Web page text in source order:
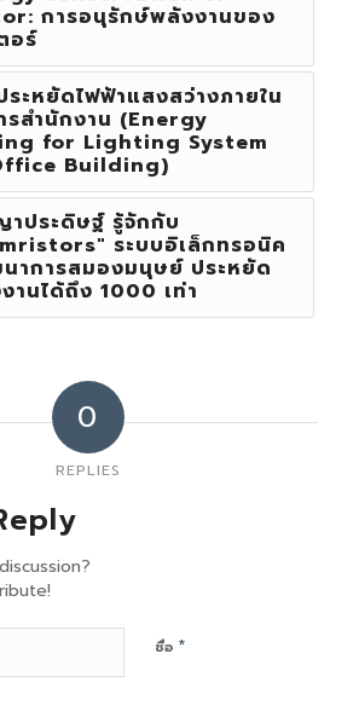
การอนุรักษ์พลังงานของ
อร์
ระหยัดไฟฟ้าแสงสว่างภายใน
รสำนักงาน (Energy
for Lighting System
Building)
ประดิษฐ์ รู้จักกับ
ระบบอิเล็กทรอนิค
าการสมองมนุษย์ ประหยัด
านได้ถึง 1000 เท่า
0
REPLIES
ชื่อ *